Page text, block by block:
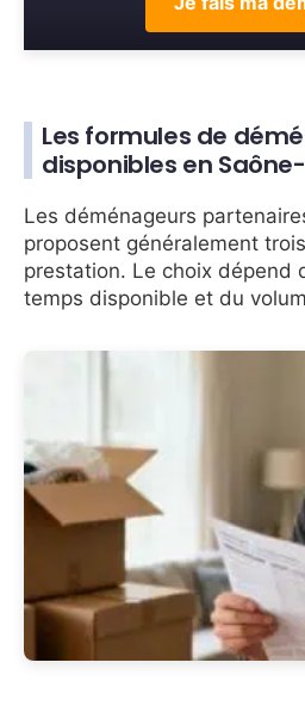
Les formules de
disponibles en
Les déménageurs
proposent généralement
prestation. Le choix dépend
temps disponible et du